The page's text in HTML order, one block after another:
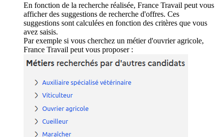
En fonction de la recherche réalisée, France Travail peut vous
afficher des suggestions de recherche d'offres. Ces
suggestions sont calculées en fonction des critères que vous
avez saisis.
Par exemple si vous cherchez un métier d'ouvrier agricole,
France Travail peut vous proposer :